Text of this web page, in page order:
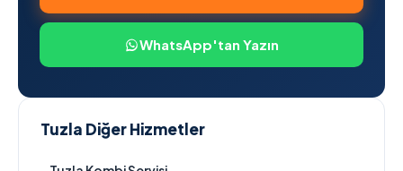
WhatsApp'tan Yazın
Tuzla Diğer Hizmetler